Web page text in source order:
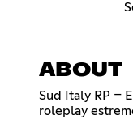
ABOUT
Sud Italy RP –
roleplay